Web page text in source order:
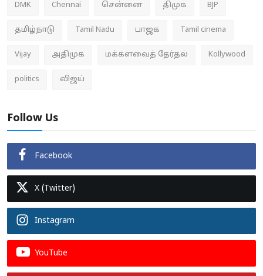
DMK Chennai சென்னை திமுக BJP
தமிழ்நாடு Tamil Nadu பாஜக Tamil cinema
Vijay அதிமுக மக்களவைத் தேர்தல் Kollywood
politics விஜய்
Follow Us
Facebook
X (Twitter)
Instagram
YouTube